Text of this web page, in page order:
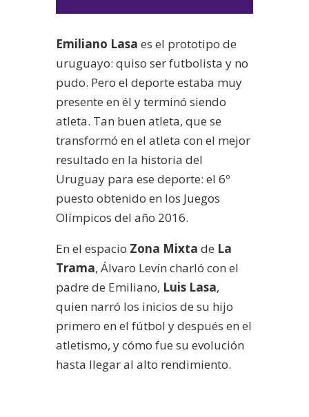
Emiliano Lasa es el prototipo de
uruguayo: quiso ser futbolista y no
pudo. Pero el deporte estaba muy
presente en él y terminó siendo
atleta. Tan buen atleta, que se
transformó en el atleta con el mejor
resultado en la historia del
Uruguay para ese deporte: el 6º
puesto obtenido en los Juegos
Olímpicos del año 2016.
En el espacio Zona Mixta de La
Trama, Álvaro Levín charló con el
padre de Emiliano, Luis Lasa,
quien narró los inicios de su hijo
primero en el fútbol y después en el
atletismo, y cómo fue su evolución
hasta llegar al alto rendimiento.